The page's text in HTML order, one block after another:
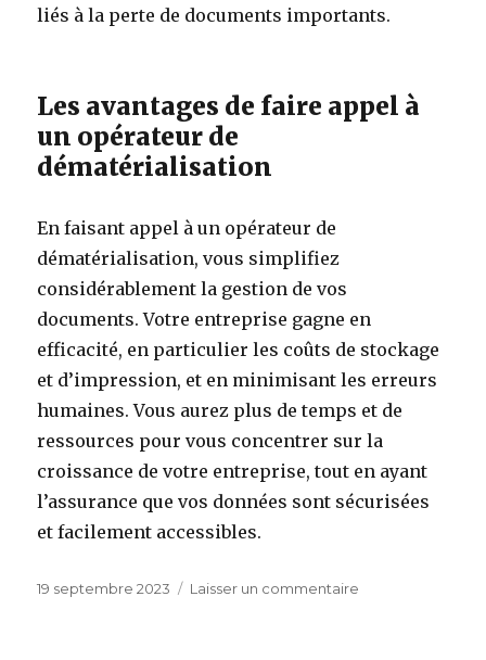
liés à la perte de documents importants.
Les avantages de faire appel à
un opérateur de
dématérialisation
En faisant appel à un opérateur de
dématérialisation, vous simplifiez
considérablement la gestion de vos
documents. Votre entreprise gagne en
efficacité, en particulier les coûts de stockage
et d’impression, et en minimisant les erreurs
humaines. Vous aurez plus de temps et de
ressources pour vous concentrer sur la
croissance de votre entreprise, tout en ayant
l’assurance que vos données sont sécurisées
et facilement accessibles.
Publié
19 septembre 2023 Laisser un commentaire